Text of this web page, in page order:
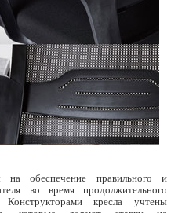
на обеспечение правильного и
во время продолжительного
кресла учтены